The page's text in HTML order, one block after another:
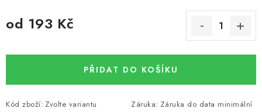
od 193 Kč
PŘIDAT DO KOŠÍKU
Kód zboží: Zvolte variantu Záruka: Záruka do data minimální